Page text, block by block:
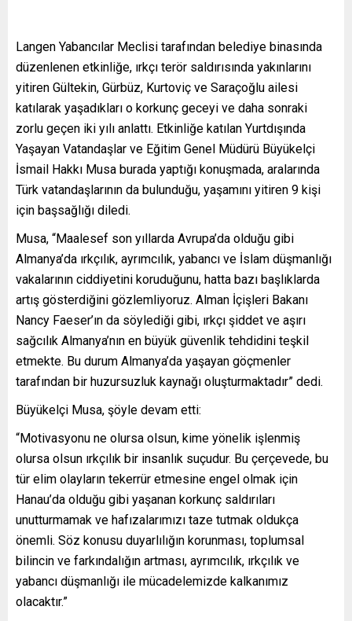
Langen Yabancılar Meclisi tarafından belediye binasında
düzenlenen etkinliğe, ırkçı terör saldırısında yakınlarını
yitiren Gültekin, Gürbüz, Kurtoviç ve Saraçoğlu ailesi
katılarak yaşadıkları o korkunç geceyi ve daha sonraki
zorlu geçen iki yılı anlattı. Etkinliğe katılan Yurtdışında
Yaşayan Vatandaşlar ve Eğitim Genel Müdürü Büyükelçi
İsmail Hakkı Musa burada yaptığı konuşmada, aralarında
Türk vatandaşlarının da bulunduğu, yaşamını yitiren 9 kişi
için başsağlığı diledi.
Musa, “Maalesef son yıllarda Avrupa’da olduğu gibi
Almanya’da ırkçılık, ayrımcılık, yabancı ve İslam düşmanlığı
vakalarının ciddiyetini koruduğunu, hatta bazı başlıklarda
artış gösterdiğini gözlemliyoruz. Alman İçişleri Bakanı
Nancy Faeser’ın da söylediği gibi, ırkçı şiddet ve aşırı
sağcılık Almanya’nın en büyük güvenlik tehdidini teşkil
etmekte. Bu durum Almanya’da yaşayan göçmenler
tarafından bir huzursuzluk kaynağı oluşturmaktadır” dedi.
Büyükelçi Musa, şöyle devam etti:
“Motivasyonu ne olursa olsun, kime yönelik işlenmiş
olursa olsun ırkçılık bir insanlık suçudur. Bu çerçevede, bu
tür elim olayların tekerrür etmesine engel olmak için
Hanau’da olduğu gibi yaşanan korkunç saldırıları
unutturmamak ve hafızalarımızı taze tutmak oldukça
önemli. Söz konusu duyarlılığın korunması, toplumsal
bilincin ve farkındalığın artması, ayrımcılık, ırkçılık ve
yabancı düşmanlığı ile mücadelemizde kalkanımız
olacaktır.”